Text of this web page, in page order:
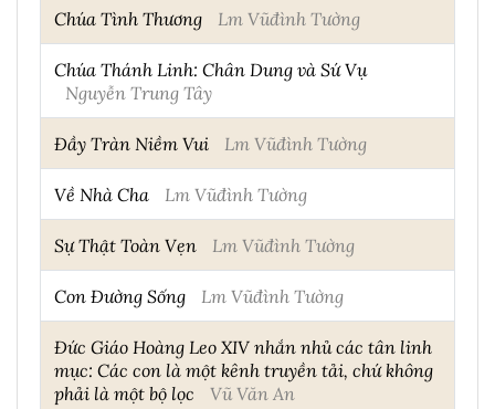
Chúa Tình Thương Lm Vũđình Tường
Chúa Thánh Linh: Chân Dung và Sứ Vụ
Nguyễn Trung Tây
Đầy Tràn Niềm Vui Lm Vũđình Tường
Về Nhà Cha Lm Vũđình Tường
Sự Thật Toàn Vẹn Lm Vũđình Tường
Con Đường Sống Lm Vũđình Tường
Đức Giáo Hoàng Leo XIV nhắn nhủ các tân linh
mục: Các con là một kênh truyền tải, chứ không
phải là một bộ lọc
Vũ Văn An